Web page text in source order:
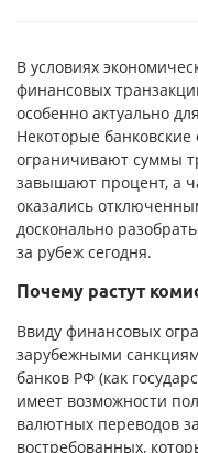
В условиях
финансовых
особенно актуально
Некоторые
ограничивают суммы
завышают процент, а
оказались
досконально
за рубеж сегодня.
Почему растут
Ввиду финансовых
зарубежными
банков РФ (как
имеет возможности
валютных переводов
востребованных,